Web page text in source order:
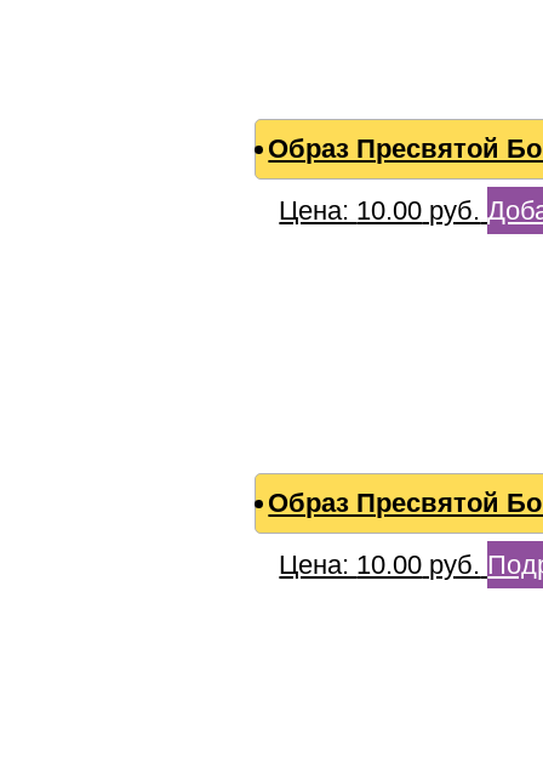
Образ Пресвятой
Цена: 10.00 руб.
Образ Пресвятой
Цена: 10.00 руб.